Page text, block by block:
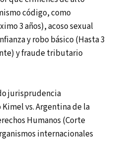
código, como
3 años), acoso sexual
y robo básico (Hasta 3
y fraude tributario
jurisprudencia
vs. Argentina de la
Humanos (Corte
internacionales